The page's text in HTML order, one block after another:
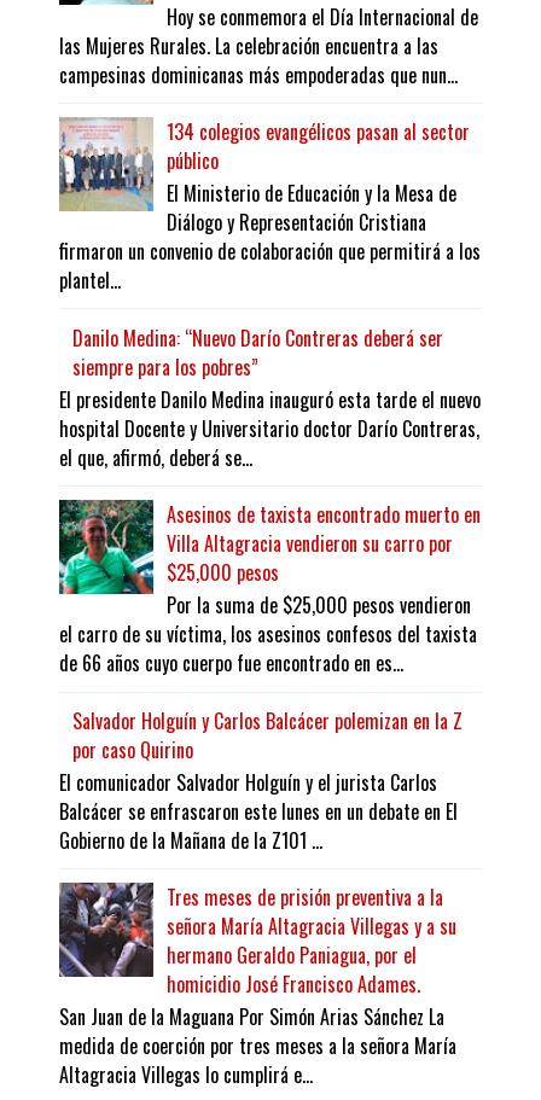
Hoy se conmemora el Día Internacional de
las Mujeres Rurales. La celebración encuentra a las
campesinas dominicanas más empoderadas que nun...
134 colegios evangélicos pasan al sector
público
El Ministerio de Educación y la Mesa de
Diálogo y Representación Cristiana
firmaron un convenio de colaboración que permitirá a los
plantel...
Danilo Medina: “Nuevo Darío Contreras deberá ser
siempre para los pobres”
El presidente Danilo Medina inauguró esta tarde el nuevo
hospital Docente y Universitario doctor Darío Contreras,
el que, afirmó, deberá se...
Asesinos de taxista encontrado muerto en
Villa Altagracia vendieron su carro por
$25,000 pesos
Por la suma de $25,000 pesos vendieron
el carro de su víctima, los asesinos confesos del taxista
de 66 años cuyo cuerpo fue encontrado en es...
Salvador Holguín y Carlos Balcácer polemizan en la Z
por caso Quirino
El comunicador Salvador Holguín y el jurista Carlos
Balcácer se enfrascaron este lunes en un debate en El
Gobierno de la Mañana de la Z101 ...
Tres meses de prisión preventiva a la
señora María Altagracia Villegas y a su
hermano Geraldo Paniagua, por el
homicidio José Francisco Adames.
San Juan de la Maguana Por Simón Arias Sánchez La
medida de coerción por tres meses a la señora María
Altagracia Villegas lo cumplirá e...